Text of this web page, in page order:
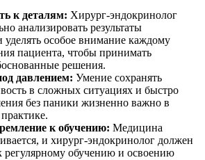
к деталям: Хирург-эндокринолог
анализировать результаты
уделять особое внимание каждому
пациента, чтобы принимать
решения.
давлением: Умение сохранять
в сложных ситуациях и быстро
без паники жизненно важно в
к обучению: Медицина
и хирург-эндокринолог должен
регулярному обучению и освоению